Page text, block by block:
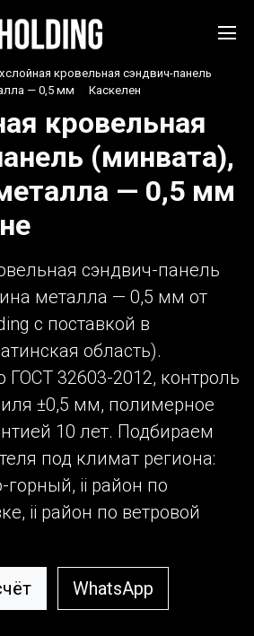
кровельная сэндвич-панель
— 0,5 мм › Каскелен
кровельная
(минвата),
— 0,5 мм
сэндвич-панель
металла — 0,5 мм от
с поставкой в
область).
ГОСТ 32603-2012, контроль
±0,5 мм, полимерное
10 лет. Подбираем
под климат региона:
горный, ii район по
ii район по ветровой
WhatsApp